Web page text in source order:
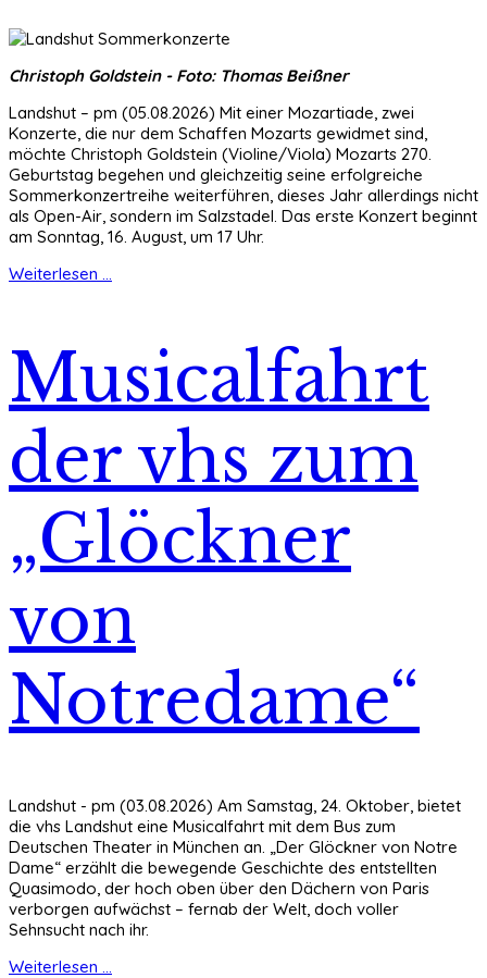
Christoph Goldstein - Foto: Thomas Beißner
Landshut – pm (05.08.2026) Mit einer Mozartiade, zwei
Konzerte, die nur dem Schaffen Mozarts gewidmet sind,
möchte Christoph Goldstein (Violine/Viola) Mozarts 270.
Geburtstag begehen und gleichzeitig seine erfolgreiche
Sommerkonzertreihe weiterführen, dieses Jahr allerdings nicht
als Open-Air, sondern im Salzstadel. Das erste Konzert beginnt
am Sonntag, 16. August, um 17 Uhr.
Weiterlesen ...
Musicalfahrt
der vhs zum
„Glöckner
von
Notredame“
Landshut - pm (03.08.2026) Am Samstag, 24. Oktober, bietet
die vhs Landshut eine Musicalfahrt mit dem Bus zum
Deutschen Theater in München an. „Der Glöckner von Notre
Dame“ erzählt die bewegende Geschichte des entstellten
Quasimodo, der hoch oben über den Dächern von Paris
verborgen aufwächst – fernab der Welt, doch voller
Sehnsucht nach ihr.
Weiterlesen ...